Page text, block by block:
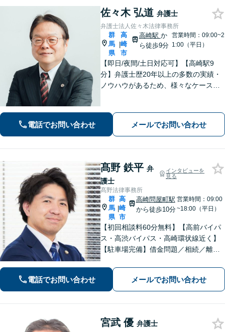
佐々木 弘道 弁護士
弁護士法人佐々木法律事務所
群
馬
県
|
高
崎
市
高崎駅 か
ら徒歩9分
営業時間：09:00~2
1:00（平日）
【即日/夜間/土日対応可】【高崎駅9
分】弁護士歴20年以上の多数の実績・
ノウハウがあるため、様々なケースで
験・ノウハウを活かして共同して取り
組んでいきます。
電話でお問い合わせ メールでお問い合わせ
髙野 鉄平 弁
護士
インタビューを
見る
髙野法律事務所
群
馬
県
|
高
崎
市
高崎問屋町駅
から徒歩10分
営業時間：09:00
~18:00（平日）
【初回相談料60分無料】【高前バイパ
ス・高渋バイパス・高崎環状線近く】
【駐車場完備】借金問題／相続／離婚
広く対応しております。丁寧なヒアリ
ングとコミュニケーションを重ねるこ
とを大切にしております【休日・夜間
対応可】
電話でお問い合わせ メールでお問い合わせ
宮武 優 弁護士